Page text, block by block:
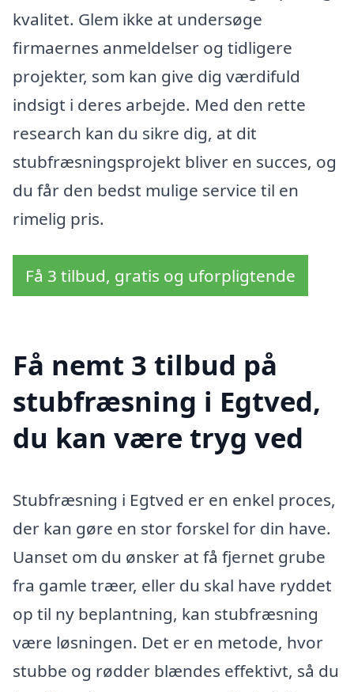
kvalitet. Glem ikke at undersøge
firmaernes anmeldelser og tidligere
projekter, som kan give dig værdifuld
indsigt i deres arbejde. Med den rette
research kan du sikre dig, at dit
stubfræsningsprojekt bliver en succes, og
du får den bedst mulige service til en
rimelig pris.
Få 3 tilbud, gratis og uforpligtende
Få nemt 3 tilbud på
stubfræsning i Egtved,
du kan være tryg ved
Stubfræsning i Egtved er en enkel proces,
der kan gøre en stor forskel for din have.
Uanset om du ønsker at få fjernet grube
fra gamle træer, eller du skal have ryddet
op til ny beplantning, kan stubfræsning
være løsningen. Det er en metode, hvor
stubbe og rødder blændes effektivt, så du